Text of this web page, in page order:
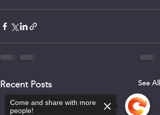
Recent Posts See All
Come and share with more
people!